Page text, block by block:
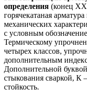
определения (конец
горячекатаная
механических
с условным
Термическому
четырех классов,
дополнительным
Дополнительной
стыкования сваркой,
стойкость.